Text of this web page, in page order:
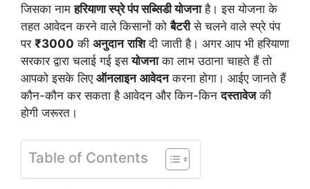
जिसका नामहरियाणा स्प्रे पंप सब्सिडी योजनाहै। इस योजना के
तहत आवेदन करने वाले किसानों कोबैटरीसे चलने वाले स्प्रे पंप
पर ₹3000 की अनुदान राशिदी जाती है। अगर आप भी हरियाणा
सरकार द्वारा चलाई गई इसयोजनाका लाभ उठाना चाहते हैं तो
आपको इसके लिए ऑनलाइन आवेदनकरना होगा। आईए जानते हैं
कौन-कौन कर सकता है आवेदन और किन-किनदस्तावेजकी
होगी जरूरत।
Table of Contents